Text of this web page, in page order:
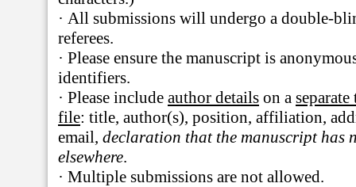
· All submissions will undergo a double-
referees.
· Please ensure the manuscript is
identifiers.
· Please include author details on a
file: title, author(s), position, affiliation,
email, declaration that the manuscript has
elsewhere.
· Multiple submissions are not allowed.